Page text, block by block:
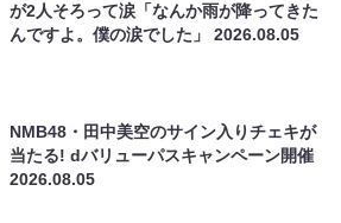
が2人そろって涙「なんか雨が降ってきた
んですよ。僕の涙でした」2026.08.05
NMB48・田中美空のサイン入りチェキが
当たる! dバリューパスキャンペーン開催
2026.08.05